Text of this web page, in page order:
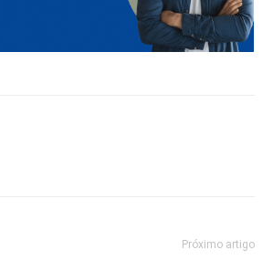
Próximo artigo